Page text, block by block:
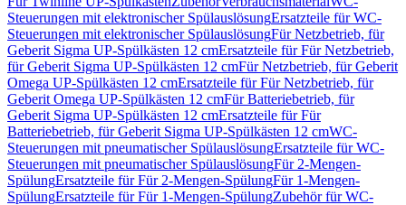
Steuerungen mit elektronischer SpülauslösungErsatzteile für WC-
Steuerungen mit elektronischer SpülauslösungFür Netzbetrieb, für
Geberit Sigma UP-Spülkästen 12 cmErsatzteile für Für Netzbetrieb,
für Geberit Sigma UP-Spülkästen 12 cmFür Netzbetrieb, für Geberit
Omega UP-Spülkästen 12 cmErsatzteile für Für Netzbetrieb, für
Geberit Omega UP-Spülkästen 12 cmFür Batteriebetrieb, für
Geberit Sigma UP-Spülkästen 12 cmErsatzteile für Für
Batteriebetrieb, für Geberit Sigma UP-Spülkästen 12 cmWC-
Steuerungen mit pneumatischer SpülauslösungErsatzteile für WC-
Steuerungen mit pneumatischer SpülauslösungFür 2-Mengen-
SpülungErsatzteile für Für 2-Mengen-SpülungFür 1-Mengen-
SpülungErsatzteile für Für 1-Mengen-SpülungZubehör für WC-